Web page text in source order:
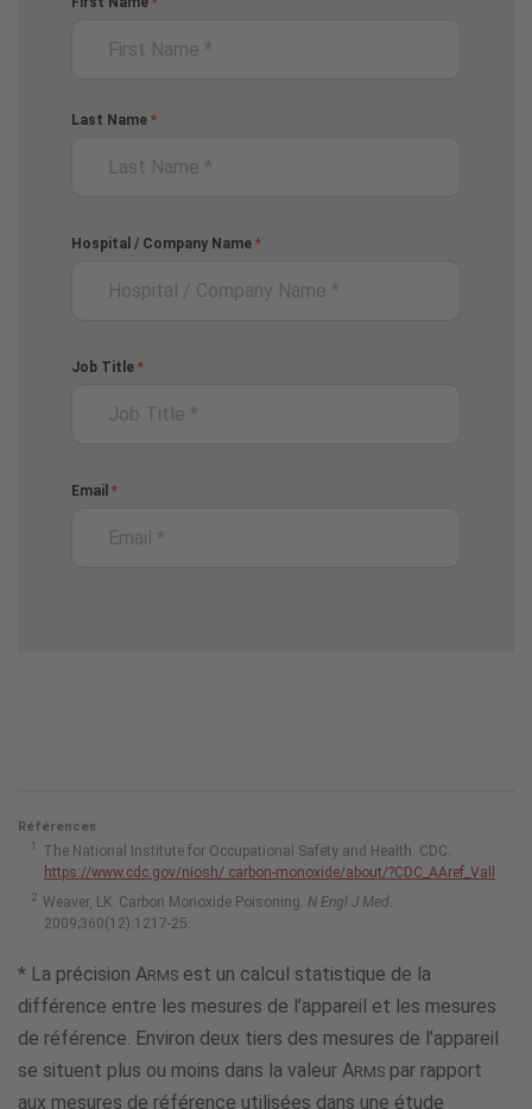
Références
The National Institute for Occupational Safety and Health. CDC.
https://www.cdc.gov/niosh/ carbon-monoxide/about/?CDC_AAref_Vall
Weaver, LK. Carbon Monoxide Poisoning. N Engl J Med.
2009;360(12):1217-25.
* La précision ARMS est un calcul statistique de la
différence entre les mesures de l’appareil et les mesures
de référence. Environ deux tiers des mesures de l’appareil
se situent plus ou moins dans la valeur ARMS par rapport
aux mesures de référence utilisées dans une étude